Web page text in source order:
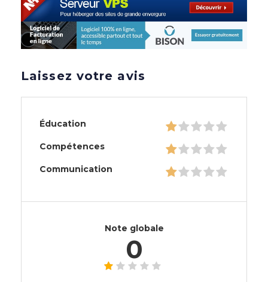
Laissez votre avis
Éducation
Compétences
Communication
Note globale
0